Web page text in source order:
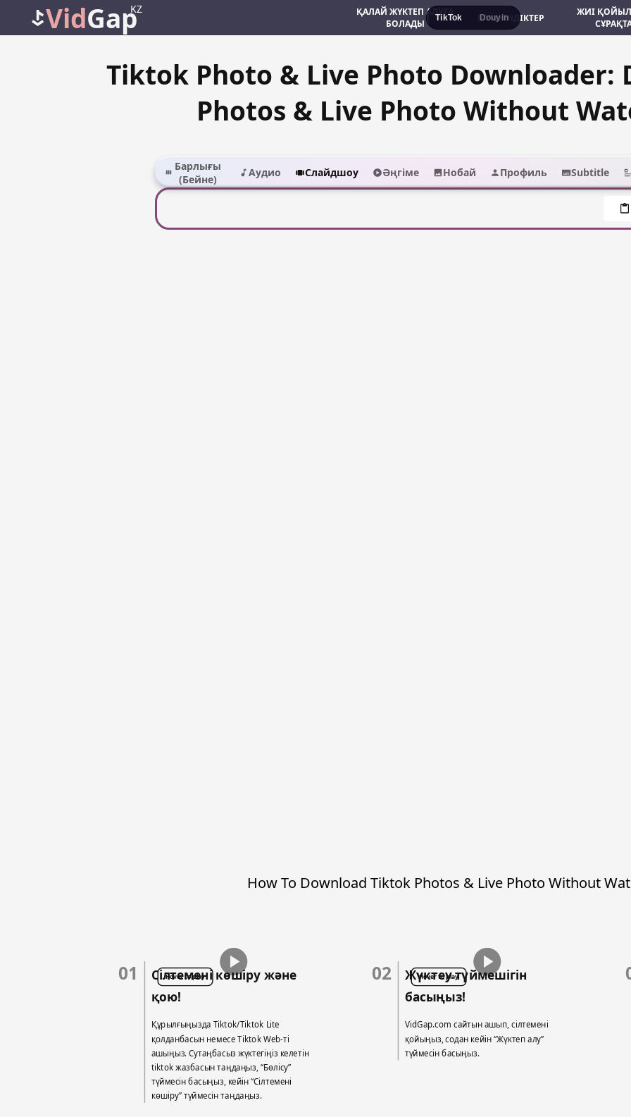
TikTok Douyin
VidGapKZ
ҚАЛАЙ ЖҮКТЕП АЛУҒА
БОЛАДЫ
МҮМКІНДІКТЕР
ЖИІ
Tiktok Photo & Live Photo Downloader:
Photos & Live Photo Without
Барлығы
(Бейне)
Аудио Слайдшоу Әңгіме Нобай Профиль Subtitle
How To Download Tiktok Photos & Live Photo Without
01 Hover to play
Сілтемені көшіру және
қою!
Құрылғыңызда Tiktok/Tiktok Lite
қолданбасын немесе Tiktok Web-ті
ашыңыз. Сутаңбасыз жүктегіңіз келетін
tiktok жазбасын таңдаңыз, “Бөлісу”
түймесін басыңыз, кейін “Сілтемені
көшіру” түймесін таңдаңыз.
02 Hover to play
Жүктеу түймешігін
басыңыз!
VidGap.com сайтын ашып, сілтемені
қойыңыз, содан кейін “Жүктеп алу”
түймесін басыңыз.